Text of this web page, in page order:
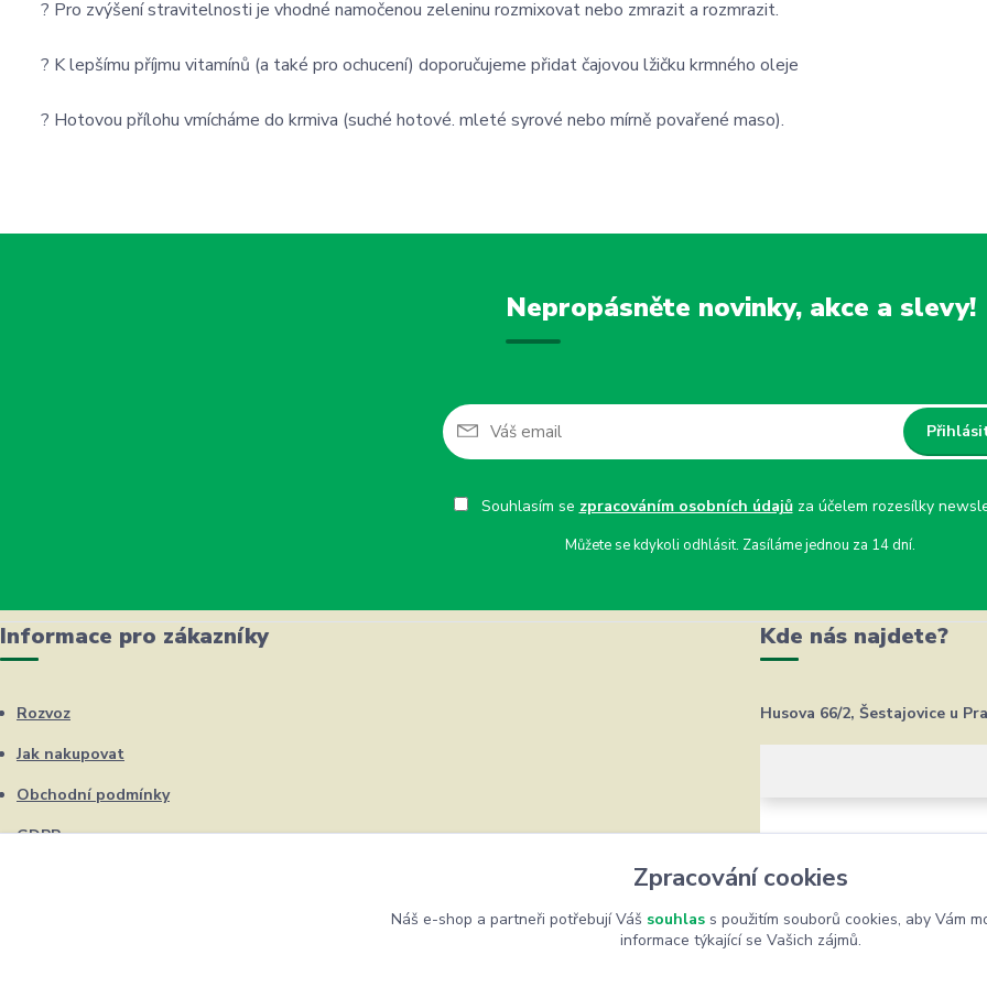
? Pro zvýšení stravitelnosti je vhodné namočenou zeleninu rozmixovat nebo zmrazit a rozmrazit.
? K lepšímu příjmu vitamínů (a také pro ochucení) doporučujeme přidat čajovou lžičku krmného oleje
? Hotovou přílohu vmícháme do krmiva (suché hotové. mleté syrové nebo mírně povařené maso).
Nepropásněte novinky, akce a slevy!
Souhlasím se zpracováním osobních údajůza účelem rozesílky
Můžete se kdykoli odhlásit. Zasíláme jednou za 14 dní.
Informace pro zákazníky
Rozvoz
Jak nakupovat
Obchodní podmínky
GDPR
Kde nás najdete?
Husova 66/2, Šestajovice u
Zpracování cookies
Náš e-shop a partneři potřebují Váš souhlass použitím souborů cookies, aby Vám
informace týkající se Vašich zájmů.